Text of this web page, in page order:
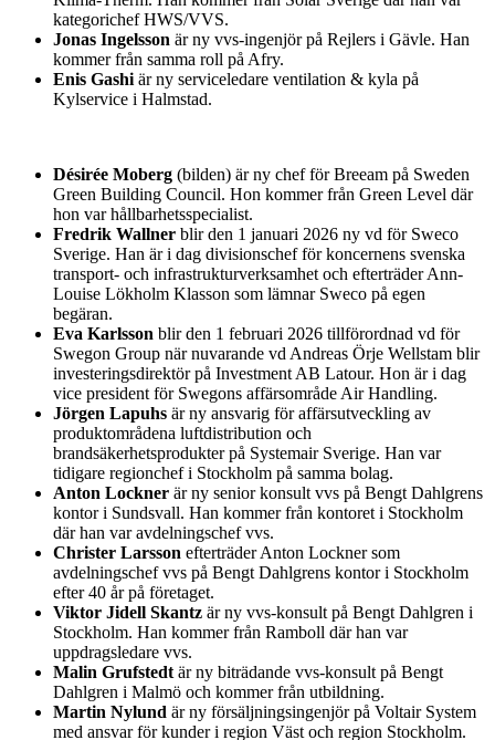
kategorichef HWS/VVS.
Jonas Ingelsson är ny vvs-ingenjör på Rejlers i Gävle. Han
kommer från samma roll på Afry.
Enis Gashiär ny serviceledare ventilation & kyla på
Kylservice i Halmstad.
Désirée Moberg (bilden) är ny chef för Breeam på Sweden
Green Building Council. Hon kommer från Green Level där
hon var hållbarhetsspecialist.
Fredrik Wallner blir den 1 januari 2026 ny vd för Sweco
Sverige. Han är i dag divisionschef för koncernens svenska
transport- och infrastrukturverksamhet och efterträder Ann-
Louise Lökholm Klasson som lämnar Sweco på egen
begäran.
Eva Karlsson blir den 1 februari 2026 tillförordnad vd för
Swegon Group när nuvarande vd Andreas Örje Wellstam blir
investeringsdirektör på Investment AB Latour. Hon är i dag
vice president för Swegons affärsområde Air Handling.
Jörgen Lapuhs är ny ansvarig för affärsutveckling av
produktområdena luftdistribution och
brandsäkerhetsprodukter på Systemair Sverige. Han var
tidigare regionchef i Stockholm på samma bolag.
Anton Lockner är ny senior konsult vvs på Bengt Dahlgrens
kontor i Sundsvall. Han kommer från kontoret i Stockholm
där han var avdelningschef vvs.
Christer Larsson efterträder Anton Lockner som
avdelningschef vvs på Bengt Dahlgrens kontor i Stockholm
efter 40 år på företaget.
Viktor Jidell Skantz är ny vvs-konsult på Bengt Dahlgren i
Stockholm. Han kommer från Ramboll där han var
uppdragsledare vvs.
Malin Grufstedtär ny biträdande vvs-konsult på Bengt
Dahlgren i Malmö och kommer från utbildning.
Martin Nylund är ny försäljningsingenjör på Voltair System
med ansvar för kunder i region Väst och region Stockholm.